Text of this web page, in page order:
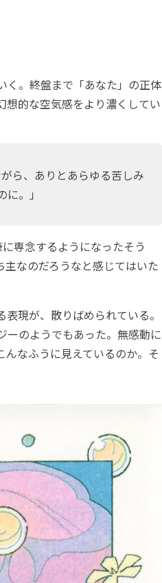
。終盤まで「あなた」の正体
想的な空気感をより濃くしてい
ら、ありとあらゆる苦しみ
。」
専念するようになったそう
なのだろうなと感じてはいた
現が、散りばめられている。
ーのようでもあった。無感動に
なふうに見えているのか。そ